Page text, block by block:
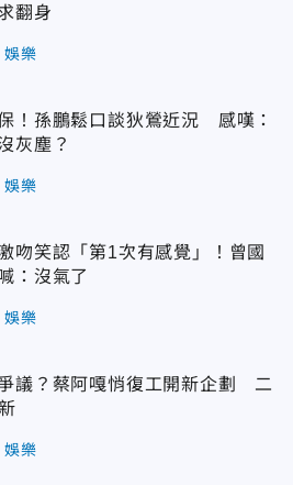
翻身
娛樂
！孫鵬鬆口談狄鶯近況 感嘆：
灰塵？
娛樂
吻笑認「第1次有感覺」！曾國
：沒氣了
娛樂
議？蔡阿嘎悄復工開新企劃 二
娛樂